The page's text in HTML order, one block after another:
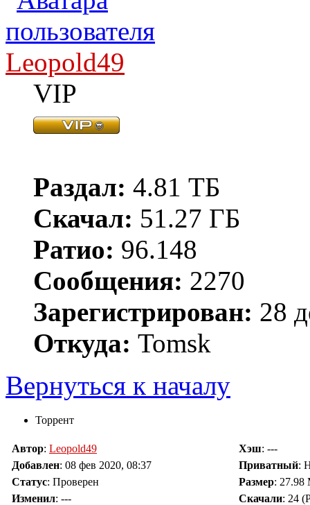
Leopold49
VIP
Раздал: 4.81 ТБ
Скачал: 51.27 ГБ
Ратио: 96.148
Сообщения: 2270
Зарегистрирован: 28
Откуда: Tomsk
Вернуться к началу
Торрент
Автор: Leopold49 Хэш: ---
Добавлен: 08 фев 2020, 08:37 Приватный:
Статус: Проверен Размер: 27.98
Изменил: --- Скачали: 24